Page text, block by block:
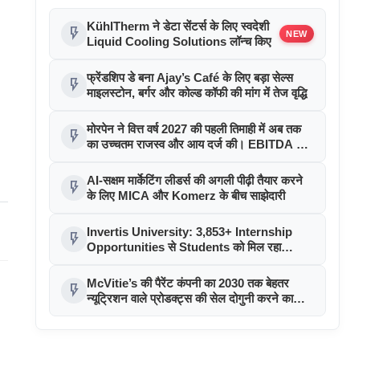
flash_on
KühlTherm ने डेटा सेंटर्स के लिए स्वदेशी
Liquid Cooling Solutions लॉन्च किए
NEW
flash_on फ्रेंडशिप डे बना Ajay’s Café के लिए बड़ा सेल्स
माइलस्टोन, बर्गर और कोल्ड कॉफी की मांग में तेज वृद्धि
flash_on मोरपेन ने वित्त वर्ष 2027 की पहली तिमाही में अब तक
का उच्चतम राजस्व और आय दर्ज की। EBITDA में
कार्यक्रम ने पुरंतया व्यावसायीक चरण में प्रवेश किया
flash_on AI-सक्षम मार्केटिंग लीडर्स की अगली पीढ़ी तैयार करने
के लिए MICA और Komerz के बीच साझेदारी
flash_on
Invertis University: 3,853+ Internship
Opportunities से Students को मिल रहा
flash_on
McVitie’s की पैरेंट कंपनी का 2030 तक बेहतर
न्यूट्रिशन वाले प्रोडक्ट्स की सेल दोगुनी करने का